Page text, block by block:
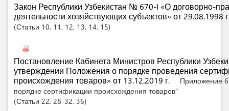
Закон Республики Узбекистан № 670-I «О договорно-
деятельности хозяйствующих субъектов» от 29.08.1998
Статьи 10, 11 , 12, 13, 14, 15
Постановление Кабинета Министров Республики
утверждении Положения о порядке проведения
происхождения товаров» от 13.12.2019 г.
Приложение
порядке сертификации происхождения товаров"
Статьи 22, 28-32, 36